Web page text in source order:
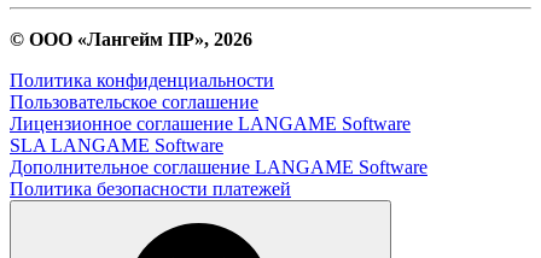
© ООО «Лангейм ПР», 2026
Политика конфиденциальности
Пользовательское соглашение
Лицензионное соглашение LANGAME Software
SLA LANGAME Software
Дополнительное соглашение LANGAME Software
Политика безопасности платежей